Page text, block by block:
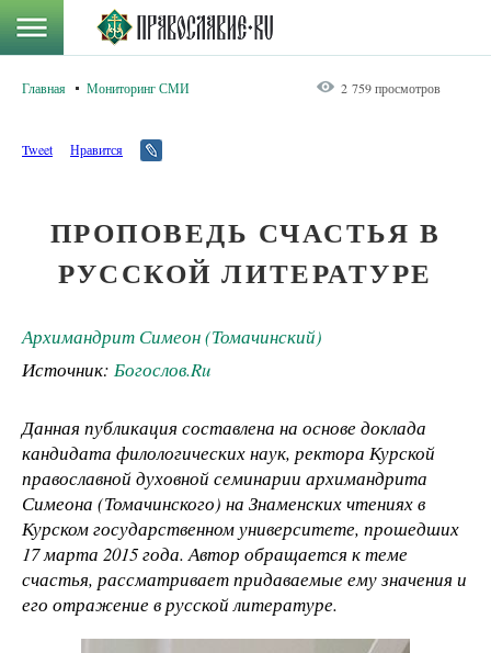
Главная Мониторинг СМИ 2 759 просмотров
Tweet Нравится
ПРОПОВЕДЬ СЧАСТЬЯ В
РУССКОЙ ЛИТЕРАТУРЕ
Архимандрит Симеон (Томачинский)
Источник: Богослов.Ru
Данная публикация составлена на основе доклада
кандидата филологических наук, ректора Курской
православной духовной семинарии архимандрита
Симеона (Томачинского) на Знаменских чтениях в
Курском государственном университете, прошедших
17 марта 2015 года. Автор обращается к теме
счастья, рассматривает придаваемые ему значения и
его отражение в русской литературе.